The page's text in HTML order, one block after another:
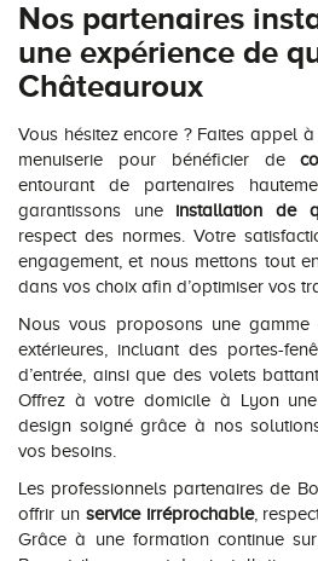
Nos partenaires
une expérience de
Châteauroux
Vous hésitez encore ? Faites appel
menuiserie pour bénéficier de
entourant de partenaires
garantissons une installation de
respect des normes. Votre
engagement, et nous mettons tout
dans vos choix afin d’optimiser vos
Nous vous proposons une gamme
extérieures, incluant des portes-
d’entrée, ainsi que des volets
Offrez à votre domicile à Lyon une
design soigné grâce à nos
vos besoins.
Les professionnels partenaires de
offrir un service irréprochable,
Grâce à une formation continue